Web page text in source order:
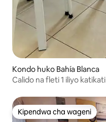
Kondo huko Bahía Blanca
Calido na fleti 1 iliyo katikati
Kipendwa cha wageni
Kipendwa cha wageni